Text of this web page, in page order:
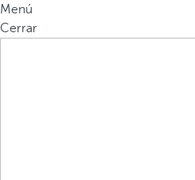
Menú
Cerrar